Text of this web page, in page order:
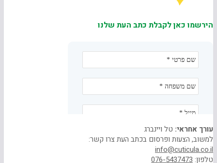
הירשמו כאן לקבלת כתב העת שלנו
עורך אחראי: טל ויינברג
למשוב, הצעות ופרסום בכתב העת צרו קשר:
info@cuticula.co.il
טלפון: 076-5437473